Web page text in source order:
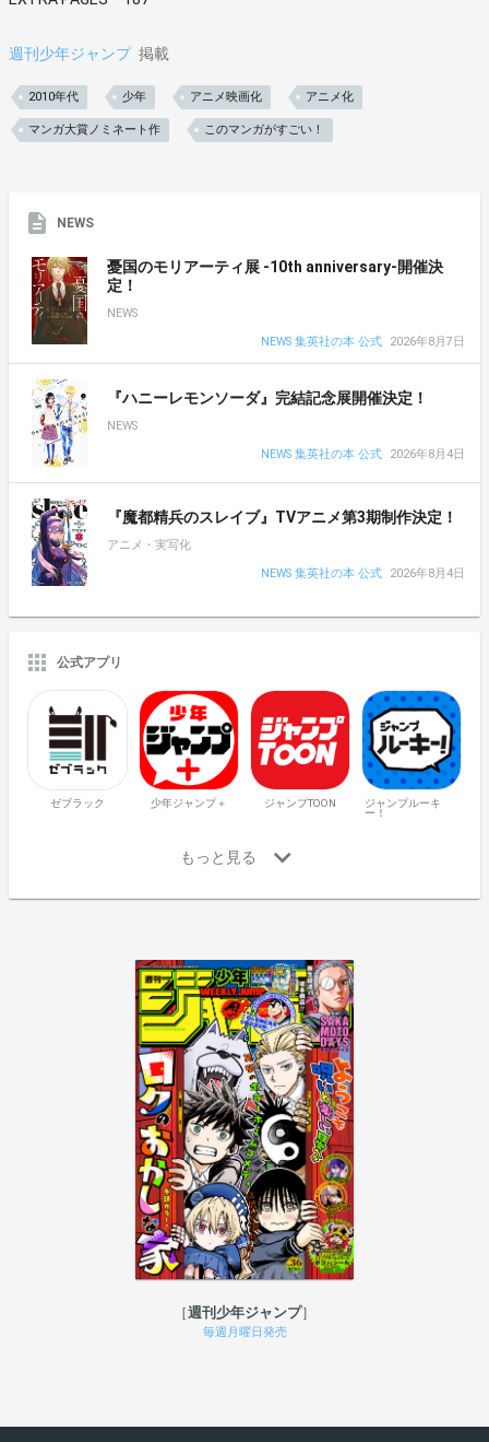
週刊少年ジャンプ 掲載
2010年代 少年 アニメ映画化 アニメ化
マンガ大賞ノミネート作 このマンガがすごい！
NEWS
憂国のモリアーティ展 -10th anniversary-開催決
定！
NEWS
NEWS 集英社の本 公式
2026年8月7日
『ハニーレモンソーダ』完結記念展開催決定！
NEWS
NEWS 集英社の本 公式
2026年8月4日
『魔都精兵のスレイブ』TVアニメ第3期制作決定！
アニメ・実写化
NEWS 集英社の本 公式
2026年8月4日
公式アプリ
ゼブラック 少年ジャンプ＋ ジャンプTOON
ジャンプルーキ
ー！
週刊少年ジャンプ
毎週月曜日発売